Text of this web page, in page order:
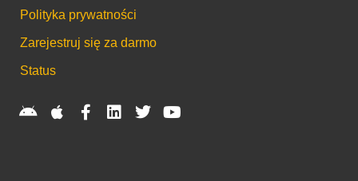
Polityka prywatności
Zarejestruj się za darmo
Status